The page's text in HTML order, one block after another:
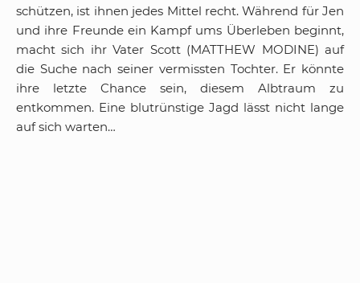
schützen, ist ihnen jedes Mittel recht. Während für Jen
und ihre Freunde ein Kampf ums Überleben beginnt,
macht sich ihr Vater Scott (MATTHEW MODINE) auf
die Suche nach seiner vermissten Tochter. Er könnte
ihre letzte Chance sein, diesem Albtraum zu
entkommen. Eine blutrünstige Jagd lässt nicht lange
auf sich warten…